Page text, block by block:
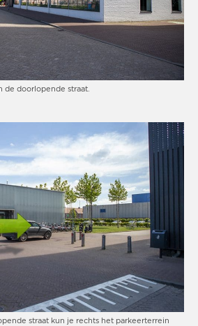
de doorlopende straat.
straat kun je rechts het parkeerterrein